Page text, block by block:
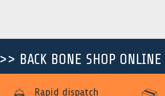
>> BACK BONE SHOP ONLINE
Rapid dispatch